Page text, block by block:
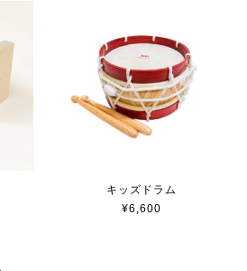
キッズドラム
¥6,600